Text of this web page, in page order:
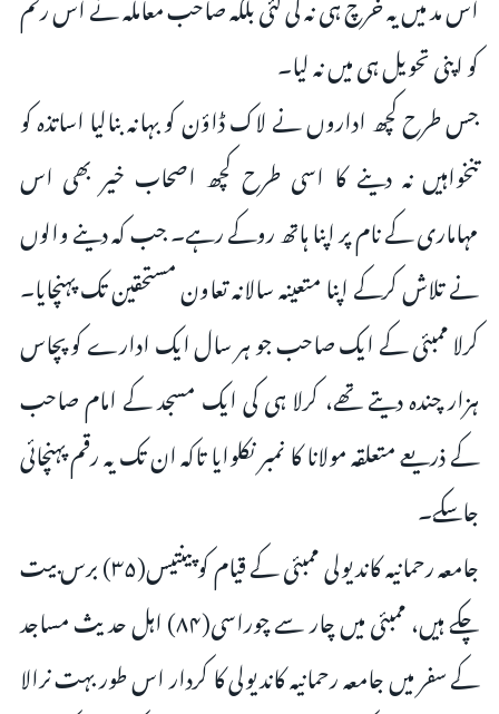
کو اپنی تحویل ہی میں نہ لیا۔
جس طرح کچھ اداروں نے لاک ڈاؤن کو بہانہ بنالیا اساتذہ کو
تنخواہیں نہ دینے کا اسی طرح کچھ اصحاب خیر بھی اس
مہاماری کے نام پر اپنا ہاتھ روکے رہے۔ جب کہ دینے والوں
نے تلاش کرکے اپنا متعینہ سالانہ تعاون مستحقین تک پہنچایا۔
کرلا ممبئی کے ایک صاحب جو ہر سال ایک ادارے کو پچاس
ہزار چندہ دیتے تھے، کرلا ہی کی ایک مسجد کے امام صاحب
کے ذریعے متعلقہ مولانا کا نمبر نکلوایا تاکہ ان تک یہ رقم پہنچائی
جاسکے۔
جامعہ رحمانیہ کاندیولی ممبئی کے قیام کو پینتیس(۳۵) برس بیت
چکے ہیں، ممبئی میں چار سے چوراسی(۸۴) اہل حدیث مساجد
کے سفر میں جامعہ رحمانیہ کاندیولی کا کردار اس طور بہت نرالا